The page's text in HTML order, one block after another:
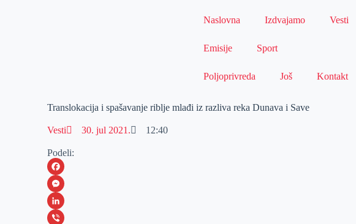
Naslovna Izdvajamo Vesti
Emisije Sport
Poljoprivreda Još Kontakt
Translokacija i spašavanje riblje mlađi iz razliva reka Dunava i Save
Vesti 30. jul 2021. 12:40
Podeli:
F
a
c
M
eL